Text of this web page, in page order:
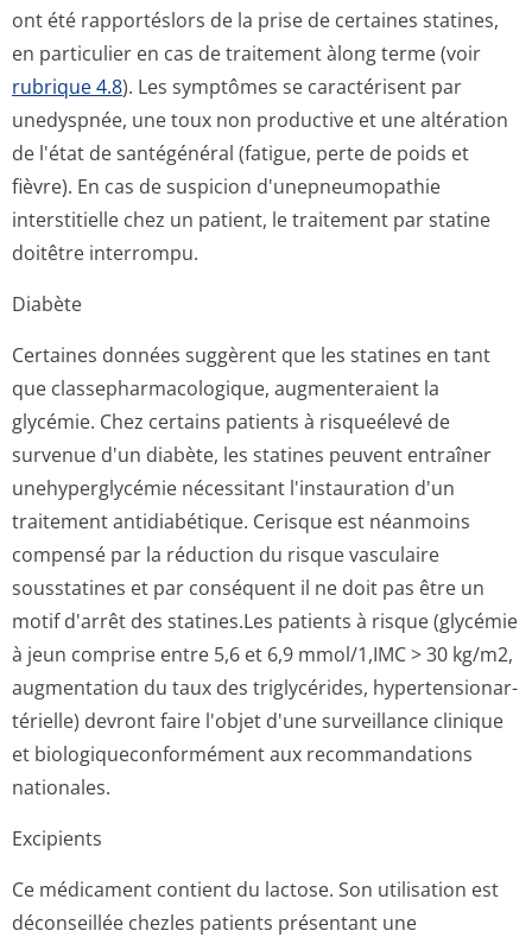
ont été rapportéslors de la prise de certaines statines,
en particulier en cas de traitement àlong terme (voir
rubrique 4.8). Les symptômes se caractérisent par
unedyspnée, une toux non productive et une altération
de l'état de santégénéral (fatigue, perte de poids et
fièvre). En cas de suspicion d'unepneumopathie
interstitielle chez un patient, le traitement par statine
doitêtre interrompu.
Diabète
Certaines données suggèrent que les statines en tant
que classepharmaco­logique, augmenteraient la
glycémie. Chez certains patients à risqueélevé de
survenue d'un diabète, les statines peuvent entraîner
unehyperglycémie nécessitant l'instauration d'un
traitement antidiabétique. Cerisque est néanmoins
compensé par la réduction du risque vasculaire
sousstatines et par conséquent il ne doit pas être un
motif d'arrêt des statines.Les patients à risque (glycémie
à jeun comprise entre 5,6 et 6,9 mmol/1,IMC > 30 kg/m2,
augmentation du taux des triglycérides, hypertensionar­
térielle) devront faire l'objet d'une surveillance clinique
et biologiquecon­formément aux recommandations
nationales.
Excipients
Ce médicament contient du lactose. Son utilisation est
déconseillée chezles patients présentant une